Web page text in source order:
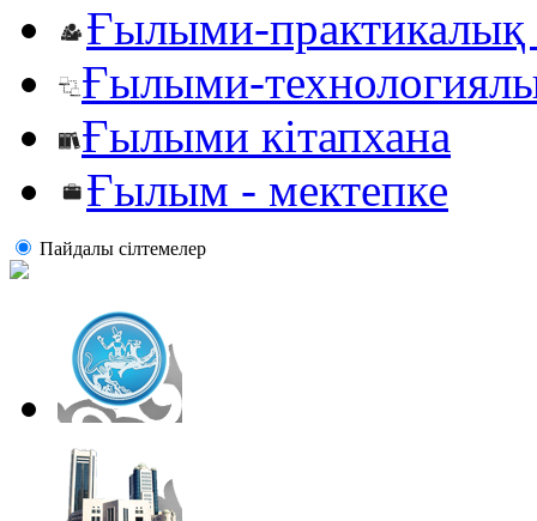
Ғылыми-практикалық
Ғылыми-
Ғылыми кітапхана
Ғылым - мектепке
Пайдалы сiлтемелер